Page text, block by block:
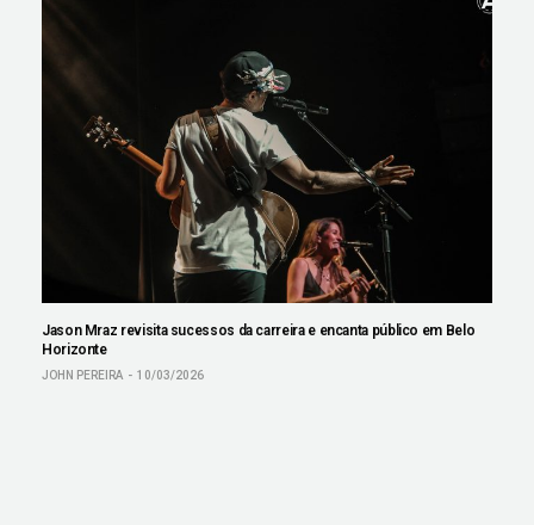
Jason Mraz revisita sucessos da carreira e encanta público em Belo
Horizonte
JOHN PEREIRA 10/03/2026